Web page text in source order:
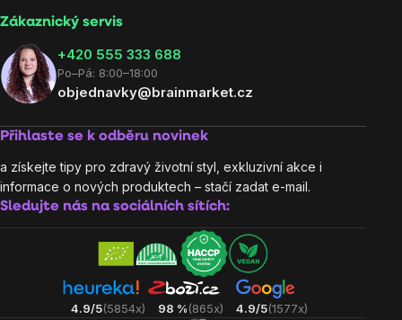
Zákaznický servis
‭+420 555 333 688
Po–Pá: 8:00–18:00
objednavky@brainmarket.cz
Přihlaste se k odběru novinek
a získejte tipy pro zdravý životní styl, exkluzivní akce i
informace o nových produktech – stačí zadat e-mail.
Sledujte nás na sociálních sítích:
4.9/5(5854x) 98 %(865x) 4.9/5(1577x)